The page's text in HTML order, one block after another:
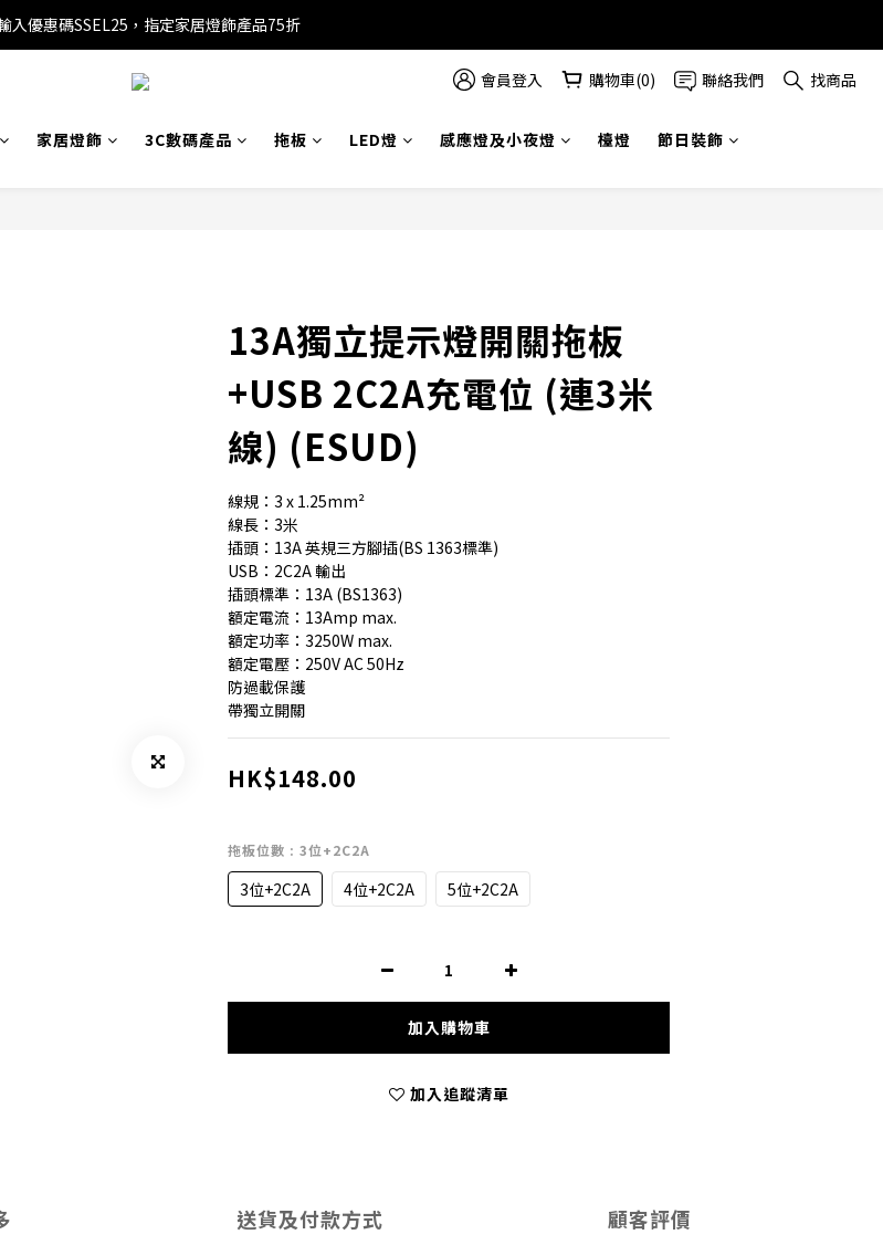
輸入優惠碼SS3C30，精選旅行產品1件8折，3件7折
入優惠碼SSEL25，指定家居燈飾產品75折
🚚滿 HK$249 本地免運費 會員登入 購物車(0) 聯絡我們 找商品
家居燈飾 3C數碼產品 拖板 LED燈 感應燈及小夜燈 檯燈 節日裝飾
13A獨立提示燈開關拖板
+USB 2C2A充電位 (連3米
線) (ESUD)
線規：3 x 1.25mm²
線長：3米
插頭：13A 英規三方腳插(BS 1363標準)
USB：2C2A 輸出
插頭標準：13A (BS1363)
額定電流：13Amp max.
額定功率：3250W max.
額定電壓：250V AC 50Hz
防過載保護
帶獨立開關
HK$148.00
拖板位數 : 3位+2C2A
3位+2C2A 4位+2C2A 5位+2C2A
加入購物車
加入追蹤清單
送貨及付款方式 顧客評價